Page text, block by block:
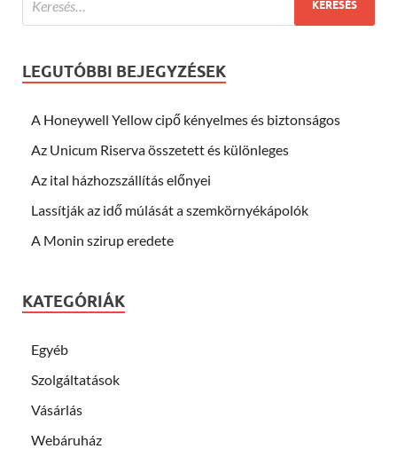
LEGUTÓBBI BEJEGYZÉSEK
A Honeywell Yellow cipő kényelmes és biztonságos
Az Unicum Riserva összetett és különleges
Az ital házhozszállítás előnyei
Lassítják az idő múlását a szemkörnyékápolók
A Monin szirup eredete
KATEGÓRIÁK
Egyéb
Szolgáltatások
Vásárlás
Webáruház